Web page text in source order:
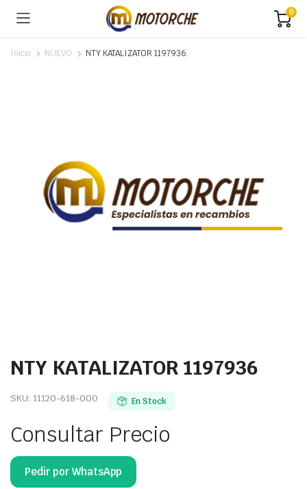
0
Inicio NUEVO NTY KATALIZATOR 1197936
NTY KATALIZATOR 1197936
SKU: 11120-618-000 En Stock
Consultar Precio
Pedir por WhatsApp